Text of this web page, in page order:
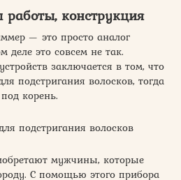
конструкция
— это просто аналог
деле это совсем не так.
заключается в том, что
подстригания волосков, тогда
корень.
подстригания волосков
мужчины, которые
С помощью этого прибора